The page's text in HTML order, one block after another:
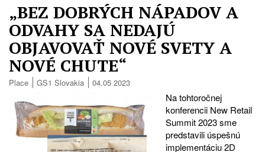
„BEZ DOBRÝCH NÁPADOV A
ODVAHY SA NEDAJÚ
OBJAVOVAŤ NOVÉ SVETY A
NOVÉ CHUTE“
Place GS1 Slovakia 04.05 2023
Na tohtoročnej
konferencii New Retail
Summit 2023 sme
predstavili úspešnú
implementáciu 2D